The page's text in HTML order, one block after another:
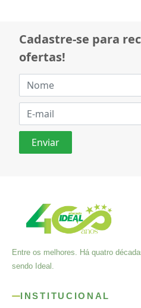
Cadastre-se para
ofertas!
Entre os melhores. Há quatro
sendo Ideal.
INSTITUCIONAL